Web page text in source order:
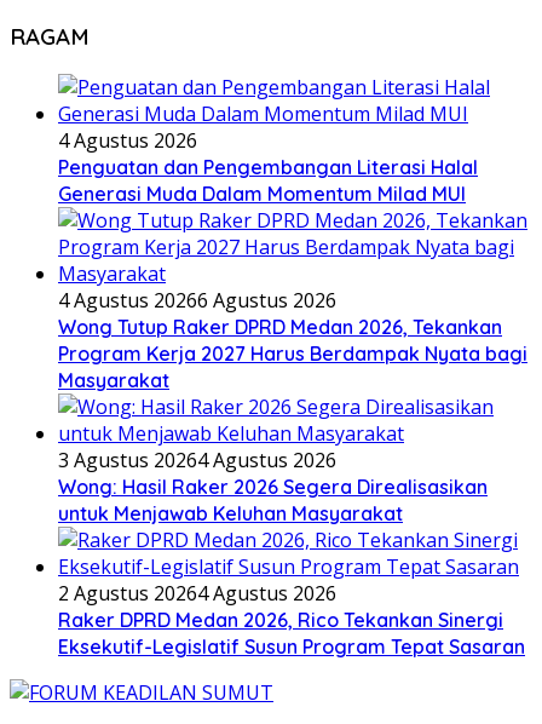
RAGAM
4 Agustus 2026
Penguatan dan Pengembangan Literasi Halal
Generasi Muda Dalam Momentum Milad MUI
4 Agustus 20266 Agustus 2026
Wong Tutup Raker DPRD Medan 2026, Tekankan
Program Kerja 2027 Harus Berdampak Nyata bagi
Masyarakat
3 Agustus 20264 Agustus 2026
Wong: Hasil Raker 2026 Segera Direalisasikan
untuk Menjawab Keluhan Masyarakat
2 Agustus 20264 Agustus 2026
Raker DPRD Medan 2026, Rico Tekankan Sinergi
Eksekutif-Legislatif Susun Program Tepat Sasaran